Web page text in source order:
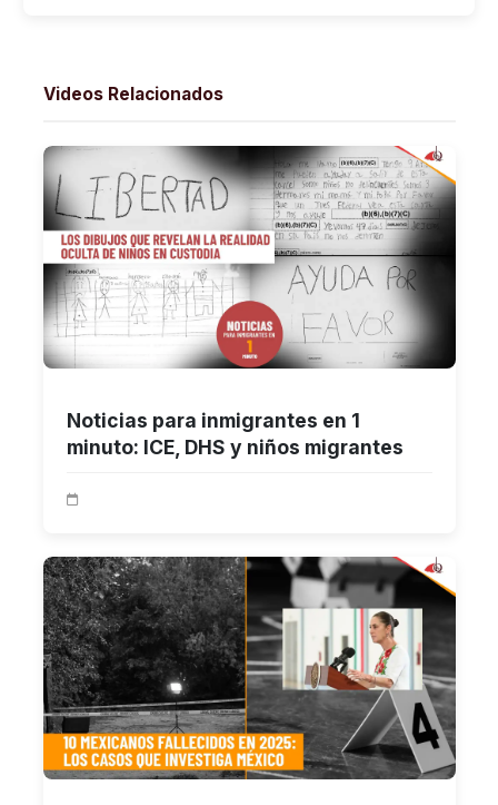
Videos Relacionados
Noticias para inmigrantes en 1
minuto: ICE, DHS y niños migrantes